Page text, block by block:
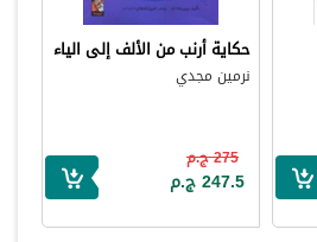
حكاية أرنب من الألف إلى الياء
نرمين مجدي
275 ج.م
247.5 ج.م